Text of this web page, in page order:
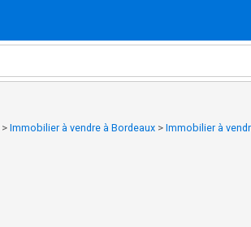
> Immobilier à vendre à Bordeaux > Immobilier à